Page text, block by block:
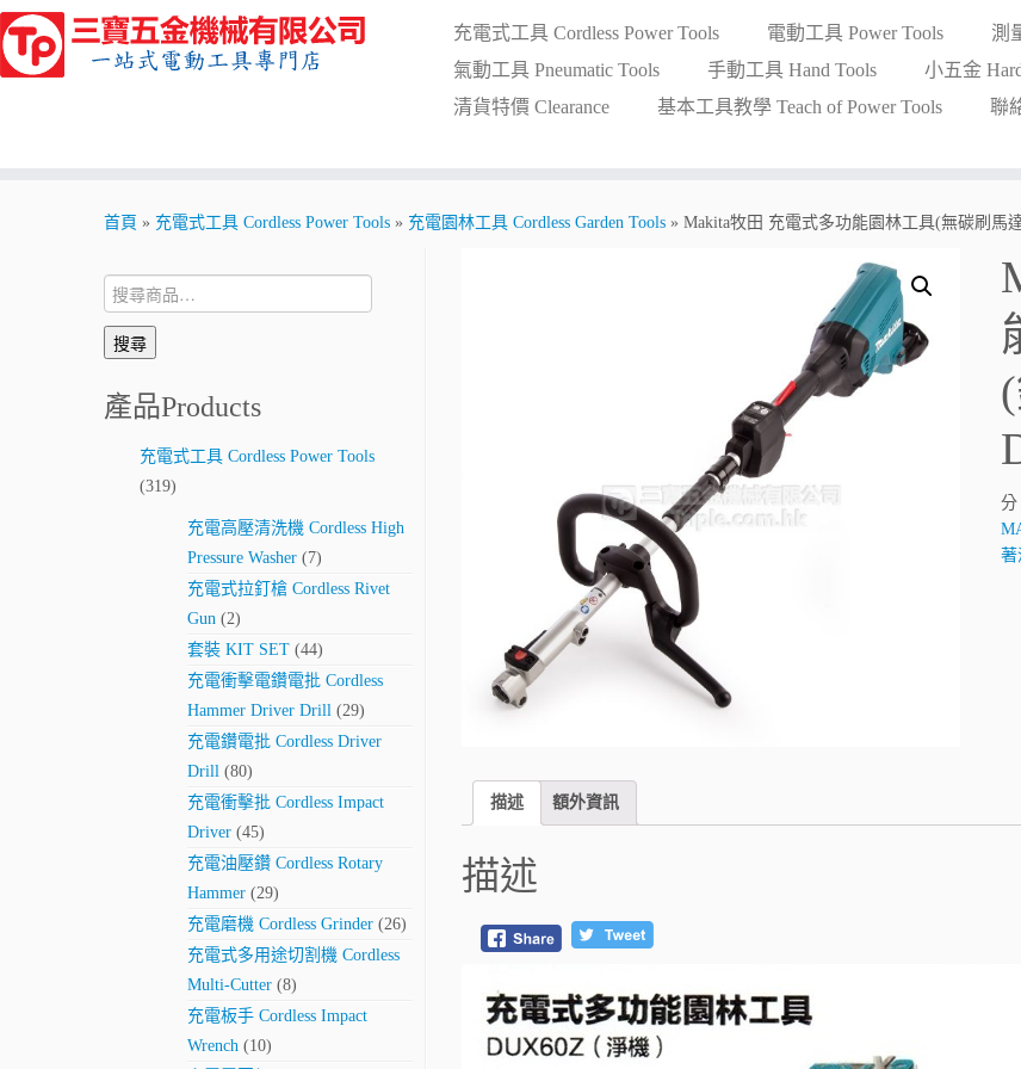
Skip
to
content
充電式工具 Cordless Power Tools 電動工具 Power Tools 測
氣動工具 Pneumatic Tools
手動工具 Hand Tools 小五金
清貨特價 Clearance
基本工具教學 Teach of Power Tools 聯
首頁 » 充電式工具 Cordless Power Tools » 充電園林工具 Cordless Garden Tools » Makita牧田 充電式多功能園林工具(無碳刷馬
搜
尋:
搜尋
產品Products
充電式工具 Cordless Power Tools
(319)
充電高壓清洗機 Cordless High
Pressure Washer (7)
充電式拉釘槍 Cordless Rivet
Gun (2)
套裝 KIT SET (44)
充電衝擊電鑽電批 Cordless
Hammer Driver Drill (29)
充電鑽電批 Cordless Driver
Drill (80)
充電衝擊批 Cordless Impact
Driver (45)
充電油壓鑽 Cordless Rotary
Hammer (29)
充電磨機 Cordless Grinder (26)
充電式多用途切割機 Cordless
Multi-Cutter (8)
充電板手 Cordless Impact
Wrench (10)
著
描述 額外資訊
描述